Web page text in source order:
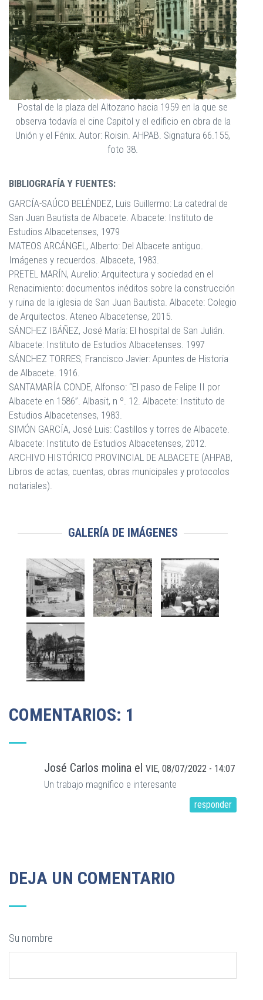
Postal de la plaza del Altozano hacia 1959 en la que se
observa todavía el cine Capitol y el edificio en obra de la
Unión y el Fénix. Autor: Roisin. AHPAB. Signatura 66.155,
foto 38.
BIBLIOGRAFÍA Y FUENTES:
GARCÍA-SAÚCO BELÉNDEZ, Luis Guillermo: La catedral de
San Juan Bautista de Albacete. Albacete: Instituto de
Estudios Albacetenses, 1979
MATEOS ARCÁNGEL, Alberto: Del Albacete antiguo.
Imágenes y recuerdos. Albacete, 1983.
PRETEL MARÍN, Aurelio: Arquitectura y sociedad en el
Renacimiento: documentos inéditos sobre la construcción
y ruina de la iglesia de San Juan Bautista. Albacete: Colegio
de Arquitectos. Ateneo Albacetense, 2015.
SÁNCHEZ IBÁÑEZ, José María: El hospital de San Julián.
Albacete: Instituto de Estudios Albacetenses. 1997
SÁNCHEZ TORRES, Francisco Javier: Apuntes de Historia
de Albacete. 1916.
SANTAMARÍA CONDE, Alfonso: “El paso de Felipe II por
Albacete en 1586”. Albasit, n º. 12. Albacete: Instituto de
Estudios Albacetenses, 1983.
SIMÓN GARCÍA, José Luis: Castillos y torres de Albacete.
Albacete: Instituto de Estudios Albacetenses, 2012.
ARCHIVO HISTÓRICO PROVINCIAL DE ALBACETE (AHPAB,
Libros de actas, cuentas, obras municipales y protocolos
notariales).
GALERÍA DE IMÁGENES
COMENTARIOS: 1
José Carlos molina el VIE, 08/07/2022 - 14:07
Un trabajo magnífico e interesante
responder
DEJA UN COMENTARIO
Su nombre